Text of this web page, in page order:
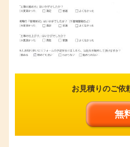
お見積りのご依
無